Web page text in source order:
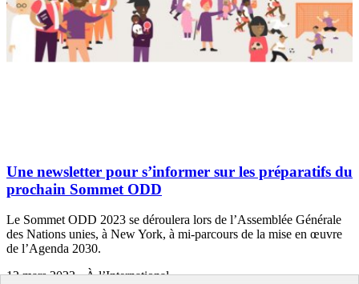
Une newsletter pour s’informer sur les préparatifs du
prochain Sommet ODD
Le Sommet ODD 2023 se déroulera lors de l’Assemblée Générale
des Nations unies, à New York, à mi-parcours de la mise en œuvre
de l’Agenda 2030.
12 mars 2023 - À l’International